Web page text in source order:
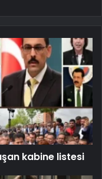
kabine listesi